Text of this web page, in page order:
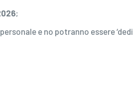
;
e no potranno essere